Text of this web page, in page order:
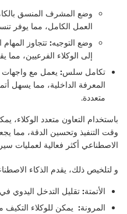
وضع المشرف المنسق
العمل الكامل، مما يوفر
وضع التوجيه: تتجاوز
إلى الوكلاء الفرعيين،
تكامل سلس: يعمل مع واجهات
المعرفة الداخلية، مما يسهل
متعددة.
باستخدام التعاون متعدد الوكلاء،
وقت التنفيذ وتحسين الدقة، مما
الاصطناعي أكثر فعالية لعمليات
و لتلخيص ذلك، يقدم الذكاء
الأتمتة: تقليل التدخل اليدوي
المرونة: يمكن للوكلاء التكيف